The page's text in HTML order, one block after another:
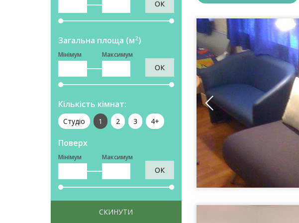
ОК
Загальна площа (м2)
Мінімум Максимум
ОК
Кількість кімнат:
Студіо 1 2 3 4+
Поверх
Мінімум Максимум
ОК
СКИНУТИ